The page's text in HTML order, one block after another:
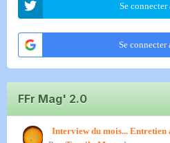
Se
Se
FFr Mag' 2.0
Interview du mois...